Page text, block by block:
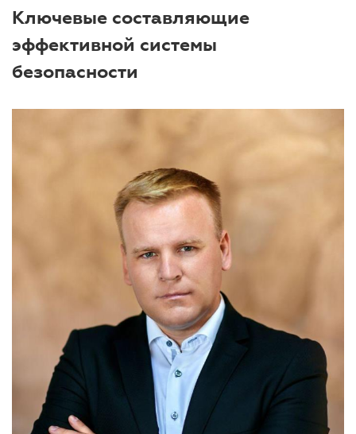
Ключевые составляющие
эффективной системы
безопасности